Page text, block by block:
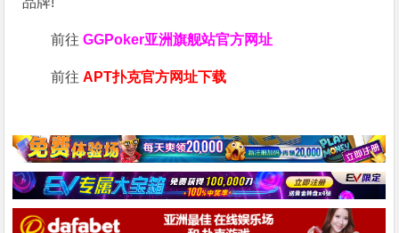
前往GGPoker亚洲旗舰站官方网址
前往 APT扑克官方网址下载